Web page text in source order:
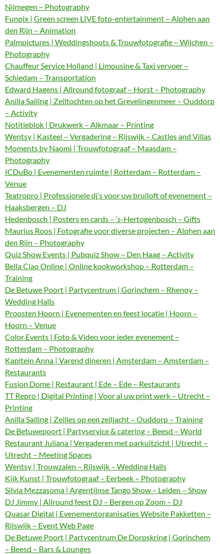
Nijmegen – Photography
Funpix | Green screen LIVE foto-entertainment – Alphen aan
den Rijn – Animation
Palmpictures | Weddingshoots & Trouwfotografie – Wijchen –
Photography
Chauffeur Service Holland | Limousine & Taxi vervoer –
Schiedam – Transportation
Edward Hagens | Allround fotograaf – Horst – Photography
Anilla Sailing | Zeiltochten op het Grevelingenmeer – Ouddorp
– Activity
Notitieblok | Drukwerk – Alkmaar – Printing
Wentsy | Kasteel – Vergadering – Rijswijk – Castles and Villas
Moments by Naomi | Trouwfotograaf – Maasdam –
Photography
ICDuBo | Evenementen ruimte | Rotterdam – Rotterdam –
Venue
Teatropro | Professionele dj’s voor uw bruiloft of evenement –
Haaksbergen – DJ
Hedenbosch | Posters en cards – ‘s-Hertogenbosch – Gifts
Maurius Roos | Fotografie voor diverse projecten – Alphen aan
den Rijn – Photography
Quiz Show Events | Pubquiz Show – Den Haag – Activity
Bella Ciao Online | Online kookworkshop – Rotterdam –
Training
De Betuwe Poort | Partycentrum | Gorinchem – Rhenoy –
Wedding Halls
Proosten Hoorn | Evenementen en feest locatie | Hoorn –
Hoorn – Venue
Color Events | Foto & Video voor ieder evenement –
Rotterdam – Photography
Kapitein Anna | Varend dineren | Amsterdam – Amsterdam –
Restaurants
Fusion Dome | Restaurant | Ede – Ede – Restaurants
TT Repro | Digital Printing | Voor al uw print werk – Utrecht –
Printing
Anilla Sailing | Zeilles op een zeiljacht – Ouddorp – Training
De Betuwepoort | Partyservice & catering – Beesd – World
Restaurant Juliana | Vergaderen met parkuitzicht | Utrecht –
Utrecht – Meeting Spaces
Wentsy | Trouwzalen – Rijswijk – Wedding Halls
Kijk Kunst | Trouwfotograaf – Eerbeek – Photography
Silvia Mezzasoma | Argentijnse Tango Show – Leiden – Show
DJ Jimmy | Allround feest DJ – Bergen op Zoom – DJ
Quasar Digital | Evenementorganisaties Website Pakketten –
Rijswijk – Event Web Page
De Betuwe Poort | Partycentrum De Dorpskring | Gorinchem
– Beesd – Bars & Lounges